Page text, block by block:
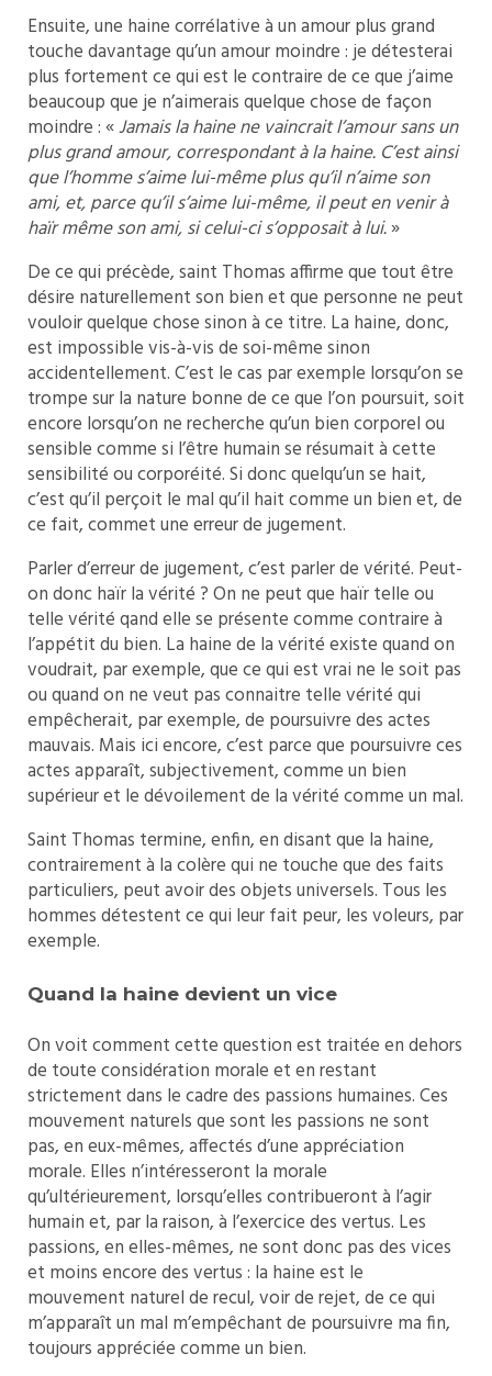
Ensuite, une haine corrélative à un amour plus grand
touche davantage qu’un amour moindre : je détesterai
plus fortement ce qui est le contraire de ce que j’aime
beaucoup que je n’aimerais quelque chose de façon
moindre : «Jamais la haine ne vaincrait l’amour sans un
plus grand amour, correspondant à la haine. C’est ainsi
que l’homme s’aime lui-même plus qu’il n’aime son
ami, et, parce qu’il s’aime lui-même, il peut en venir à
haïr même son ami, si celui-ci s’opposait à lui.»
De ce qui précède, saint Thomas affirme que tout être
désire naturellement son bien et que personne ne peut
vouloir quelque chose sinon à ce titre. La haine, donc,
est impossible vis-à-vis de soi-même sinon
accidentellement. C’est le cas par exemple lorsqu’on se
trompe sur la nature bonne de ce que l’on poursuit, soit
encore lorsqu’on ne recherche qu’un bien corporel ou
sensible comme si l’être humain se résumait à cette
sensibilité ou corporéité. Si donc quelqu’un se hait,
c’est qu’il perçoit le mal qu’il hait comme un bien et, de
ce fait, commet une erreur de jugement.
Parler d’erreur de jugement, c’est parler de vérité. Peut-
on donc haïr la vérité ? On ne peut que haïr telle ou
telle vérité qand elle se présente comme contraire à
l’appétit du bien. La haine de la vérité existe quand on
voudrait, par exemple, que ce qui est vrai ne le soit pas
ou quand on ne veut pas connaitre telle vérité qui
empêcherait, par exemple, de poursuivre des actes
mauvais. Mais ici encore, c’est parce que poursuivre ces
actes apparaît, subjectivement, comme un bien
supérieur et le dévoilement de la vérité comme un mal.
Saint Thomas termine, enfin, en disant que la haine,
contrairement à la colère qui ne touche que des faits
particuliers, peut avoir des objets universels. Tous les
hommes détestent ce qui leur fait peur, les voleurs, par
exemple.
Quand la haine devient un vice
On voit comment cette question est traitée en dehors
de toute considération morale et en restant
strictement dans le cadre des passions humaines. Ces
mouvement naturels que sont les passions ne sont
pas, en eux-mêmes, affectés d’une appréciation
morale. Elles n’intéresseront la morale
qu’ultérieurement, lorsqu’elles contribueront à l’agir
humain et, par la raison, à l’exercice des vertus. Les
passions, en elles-mêmes, ne sont donc pas des vices
et moins encore des vertus : la haine est le
mouvement naturel de recul, voir de rejet, de ce qui
m’apparaît un mal m’empêchant de poursuivre ma fin,
toujours appréciée comme un bien.